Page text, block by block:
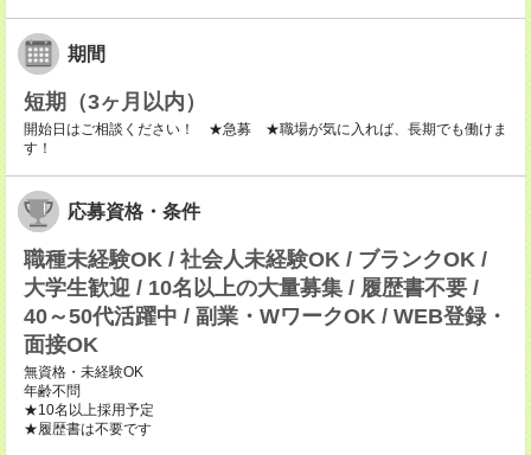
期間
短期（3ヶ月以内）
開始日はご相談ください！ ★急募 ★職場が気に入れば、長期でも働けま
す！
応募資格・条件
職種未経験OK / 社会人未経験OK / ブランクOK /
大学生歓迎 / 10名以上の大量募集 / 履歴書不要 /
40～50代活躍中 / 副業・WワークOK / WEB登録・
面接OK
無資格・未経験OK
年齢不問
★10名以上採用予定
★履歴書は不要です